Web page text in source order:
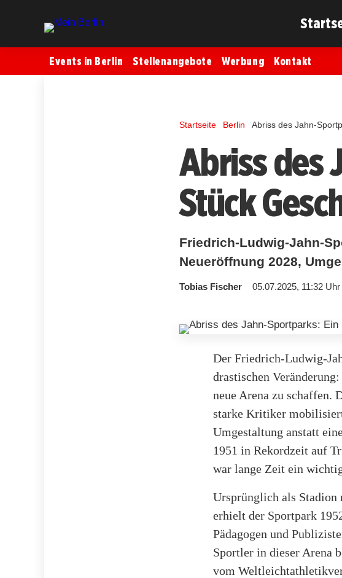
Events in Berlin Stellenangebote Werbung Kontakt
Startseite Berlin Abriss des Jahn-
Abriss des
Stück
Friedrich-Ludwig-Jahn-
Neueröffnung 2028,
Tobias Fischer 05.07.2025, 11:32 Uhr
Der Friedrich-Ludwig-
drastischen
neue Arena zu schaffen.
starke Kritiker
Umgestaltung anstatt
1951 in Rekordzeit auf
war lange Zeit ein
Ursprünglich als
erhielt der Sportpark
Pädagogen und
Sportler in dieser Arena
vom